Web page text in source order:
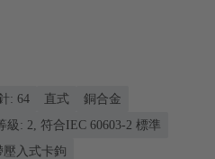
: 64 直式
銅合金
級: 2, 符合IEC 60603-2 標準
壓入式卡鉤